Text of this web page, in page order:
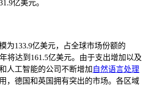
亿美元。
为133.9亿美元，占全球市场份额的
将达到161.5亿美元。由于支出增加以及
人工智能的公司不断增加 自然语言处理
，德国和英国拥有突出的市场。各区域